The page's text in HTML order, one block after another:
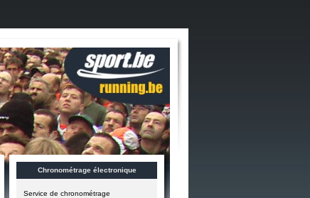
Chronométrage électronique
Service de chronométrage